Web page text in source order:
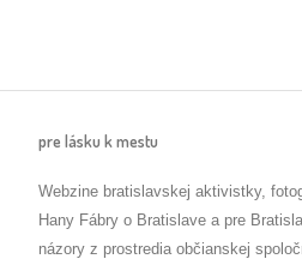
pre lásku k mestu
Webzine bratislavskej aktivistky,
Hany Fábry o Bratislave a pre
názory z prostredia občianskej